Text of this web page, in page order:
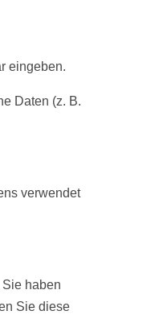
eingeben.
Daten (z. B.
verwendet
haben
Sie diese